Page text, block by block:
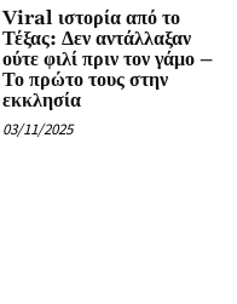
Viral ιστορία από το
Τέξας: Δεν αντάλλαξαν
ούτε φιλί πριν τον γάμο –
Το πρώτο τους στην
εκκλησία
03/11/2025